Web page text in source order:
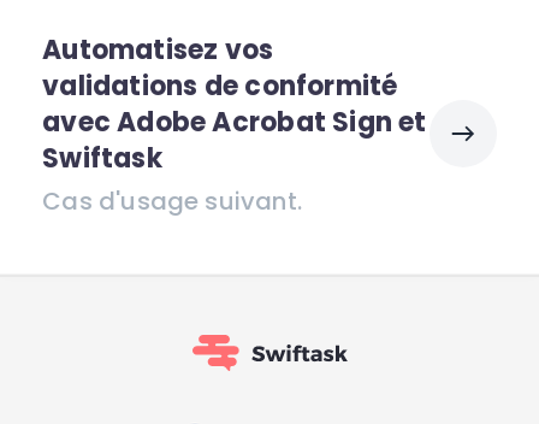
Automatisez vos
validations de conformité
avec Adobe Acrobat Sign et
Swiftask
Cas d'usage suivant.